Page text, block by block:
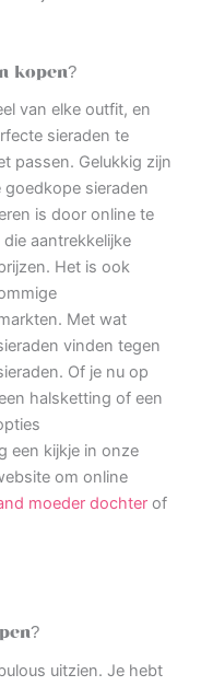
kopen?
van elke outfit, en
sieraden te
passen. Gelukkig zijn
goedkope sieraden
is door online te
aantrekkelijke
Het is ook
Met wat
vinden tegen
Of je nu op
halsketting of een
een kijkje in onze
om online
moeder dochter of
uitzien. Je hebt